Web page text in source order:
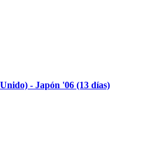
- Japón '06 (13 días)